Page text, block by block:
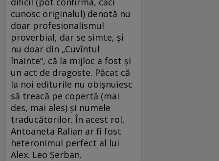
cunosc originalul) denotă nu
doar profesionalismul
proverbial, dar se simte, şi
nu doar din „Cuvîntul
înainte“, că la mijloc a fost şi
un act de dragoste. Păcat că
la noi editurile nu obişnuiesc
să treacă pe copertă (mai
des, mai ales) şi numele
traducătorilor. În acest rol,
Antoaneta Ralian ar fi fost
heteronimul perfect al lui
Alex. Leo Şerban.